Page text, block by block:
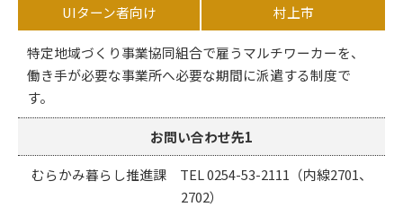
UIターン者向け 村上市
特定地域づくり事業協同組合で雇うマルチワーカーを、
働き手が必要な事業所へ必要な期間に派遣する制度で
す。
お問い合わせ先1
むらかみ暮らし推進課 TEL 0254-53-2111（内線2701、
2702）